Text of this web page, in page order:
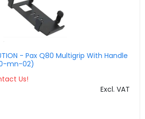
- Pax Q80 Multigrip With Handle
mn-02)
Us!
Excl. VAT